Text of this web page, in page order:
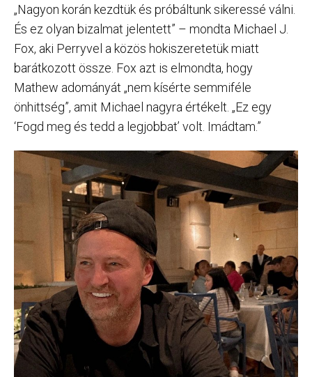
„Nagyon korán kezdtük és próbáltunk sikeressé válni.
És ez olyan bizalmat jelentett” – mondta Michael J.
Fox, aki Perryvel a közös hokiszeretetük miatt
barátkozott össze. Fox azt is elmondta, hogy
Mathew adományát „nem kísérte semmiféle
önhittség”, amit Michael nagyra értékelt. „Ez egy
‘Fogd meg és tedd a legjobbat’ volt. Imádtam.”